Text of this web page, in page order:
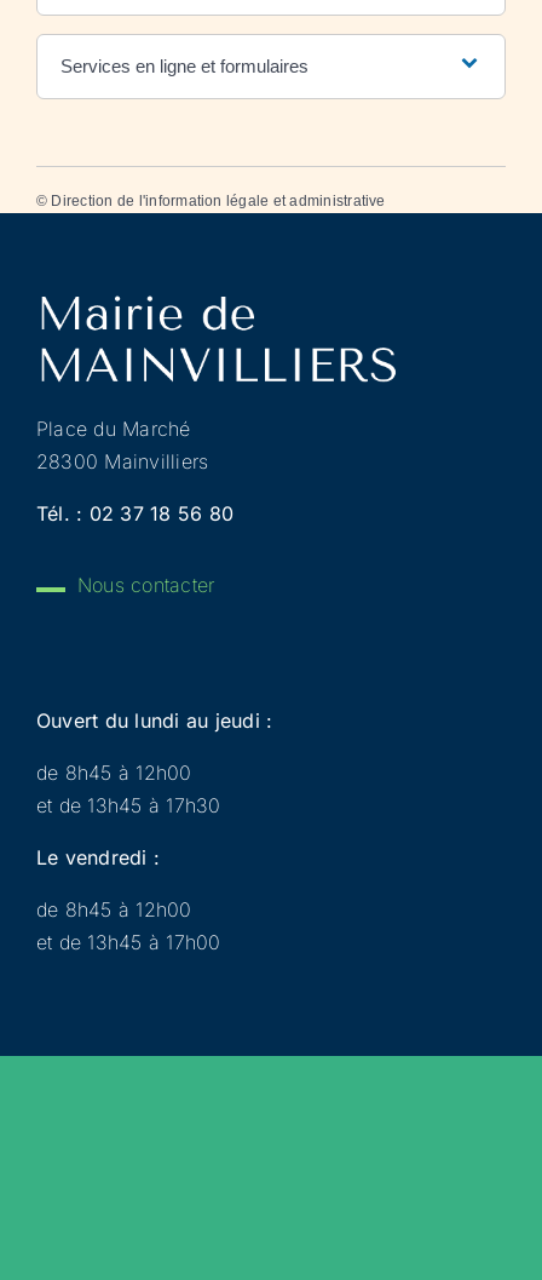
Services en ligne et formulaires
© Direction de l'information légale et administrative
Place du Marché
28300 Mainvilliers
Tél. : 02 37 18 56 80
Nous contacter
Ouvert du lundi au jeudi :
de 8h45 à 12h00
et de 13h45 à 17h30
Le vendredi :
de 8h45 à 12h00
et de 13h45 à 17h00